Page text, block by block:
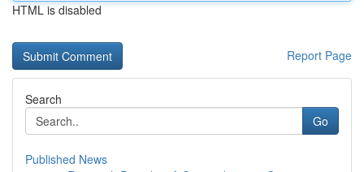
HTML is disabled
Report Page
Search
Go
Published News